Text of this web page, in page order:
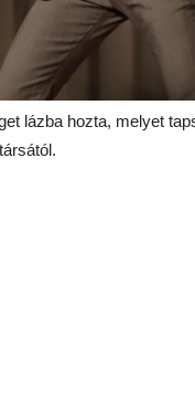
lázba hozta, melyet